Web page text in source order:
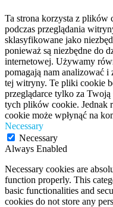
Ta strona korzysta z plików
podczas przeglądania
sklasyfikowane jako
ponieważ są niezbędne do
internetowej. Używamy
pomagają nam analizować
tej witryny. Te pliki cookie
przeglądarce tylko za
tych plików cookie. Jednak
cookie może wpłynąć na
Necessary
Necessary
Always Enabled
Necessary cookies are
function properly. This
basic functionalities and
cookies do not store any